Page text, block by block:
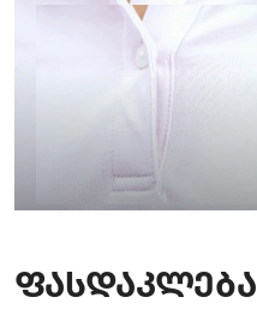
ᲤᲐᲡᲓᲐᲙᲚᲔᲑᲐ